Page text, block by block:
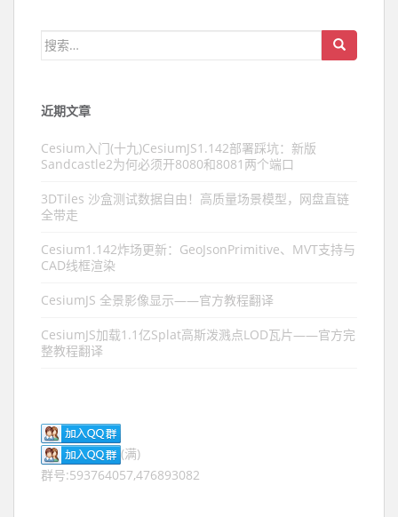
搜索：
近期文章
Cesium入门(十九)CesiumJS1.142部署踩坑：新版
Sandcastle2为何必须开8080和8081两个端口
3DTiles 沙盒测试数据自由！高质量场景模型，网盘直链
全带走
Cesium1.142炸场更新：GeoJsonPrimitive、MVT支持与
CAD线框渲染
CesiumJS 全景影像显示——官方教程翻译
CesiumJS加载1.1亿Splat高斯泼溅点LOD瓦片——官方完
整教程翻译
(满)
群号:593764057,476893082